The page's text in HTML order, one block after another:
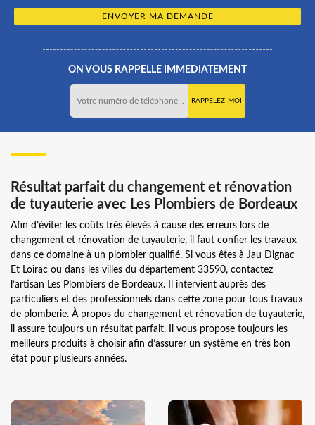
ON VOUS RAPPELLE IMMEDIATEMENT
Résultat parfait du changement et rénovation
de tuyauterie avec Les Plombiers de Bordeaux
Afin d’éviter les coûts très élevés à cause des erreurs lors de
changement et rénovation de tuyauterie, il faut confier les travaux
dans ce domaine à un plombier qualifié. Si vous êtes à Jau Dignac
Et Loirac ou dans les villes du département 33590, contactez
l’artisan Les Plombiers de Bordeaux. Il intervient auprès des
particuliers et des professionnels dans cette zone pour tous travaux
de plomberie. À propos du changement et rénovation de tuyauterie,
il assure toujours un résultat parfait. Il vous propose toujours les
meilleurs produits à choisir afin d’assurer un système en très bon
état pour plusieurs années.